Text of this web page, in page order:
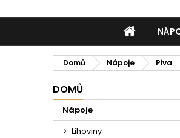
DOMŮ
Domů Nápoje Piva
DOMŮ
Nápoje
Lihoviny